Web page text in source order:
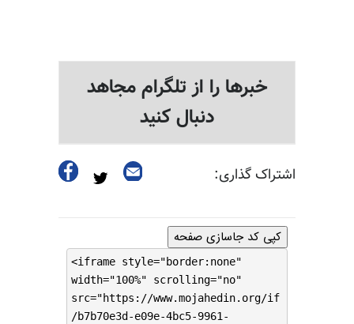
خبرها را از تلگرام مجاهد
دنبال کنید
اشتراک گذاری:
کپی کد جاسازی صفحه
<iframe style="border:none"
width="100%" scrolling="no"
src="https://www.mojahedin.org/if
/b7b70e3d-e09e-4bc5-9961-